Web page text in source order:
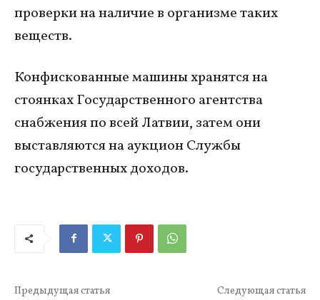
проверки на наличие в организме таких
веществ.
Конфискованные машины хранятся на
стоянках Государственного агентства
снабжения по всей Латвии, затем они
выставляются на аукцион Службы
государственных доходов.
Предыдущая статья Следующая статья